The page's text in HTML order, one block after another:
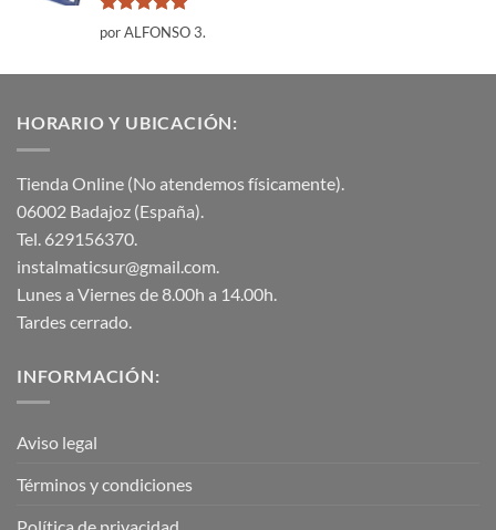
Valorado
con
por ALFONSO 3.
HORARIO Y UBICACIÓN:
Tienda Online (No atendemos físicamente).
06002 Badajoz (España).
Tel. 629156370.
instalmaticsur@gmail.com.
Lunes a Viernes de 8.00h a 14.00h.
Tardes cerrado.
INFORMACIÓN:
Aviso legal
Términos y condiciones